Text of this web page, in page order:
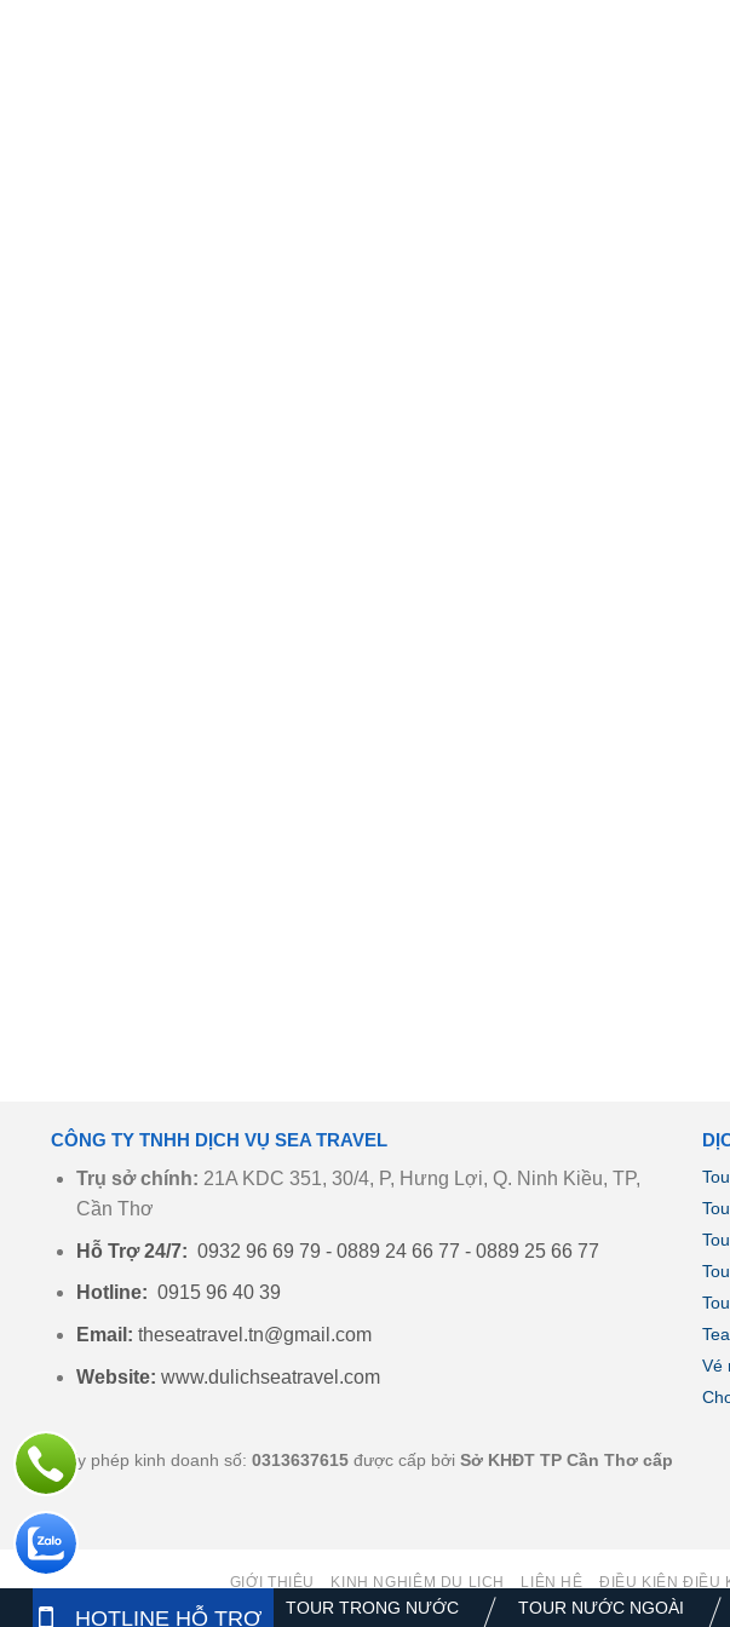
CÔNG TY TNHH DỊCH VỤ SEA TRAVEL
Trụ sở chính: 21A KDC 351, 30/4, P, Hưng Lợi, Q. Ninh Kiều, TP,
Cần Thơ
Hỗ Trợ 24/7: 0932 96 69 79 - 0889 24 66 77 - 0889 25 66 77
Hotline: 0915 96 40 39
Email: theseatravel.tn@gmail.com
Website: www.dulichseatravel.com
Vé
Giấy phép kinh doanh số: 0313637615 được cấp bởi Sở KHĐT TP Cần Thơ cấp
GIỚI THIỆU KINH NGHIỆM DU LỊCH LIÊN HỆ ĐIỀU KIỆN ĐIỀU
Copyright
HOTLINE HỖ TRỢ
TOUR TRONG NƯỚC
TOUR NƯỚC NGOÀI